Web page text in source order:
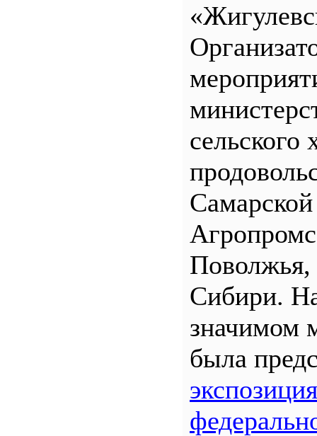
сельского
Поволжья,
Сибири.
значимом
была